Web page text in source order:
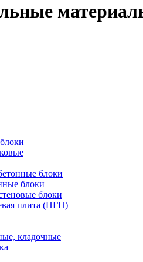
блоки
блоки
блоки
плита (ПГП)
кладочные